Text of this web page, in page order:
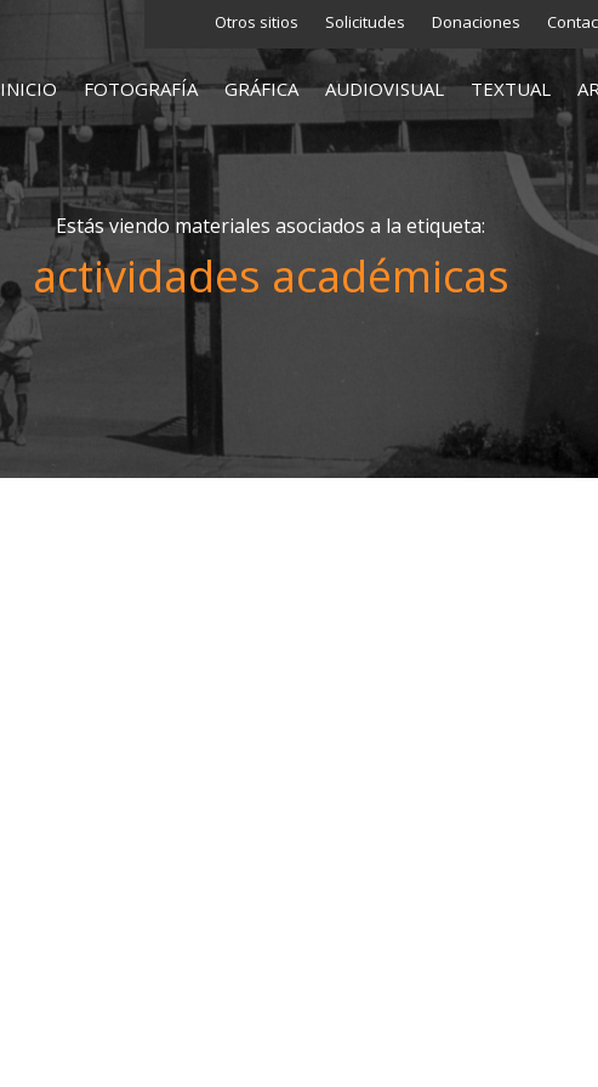
Otros sitios Solicitudes Donaciones
INICIO FOTOGRAFÍA GRÁFICA AUDIOVISUAL TEXTUAL
Estás viendo materiales asociados a la etiqueta:
actividades académicas